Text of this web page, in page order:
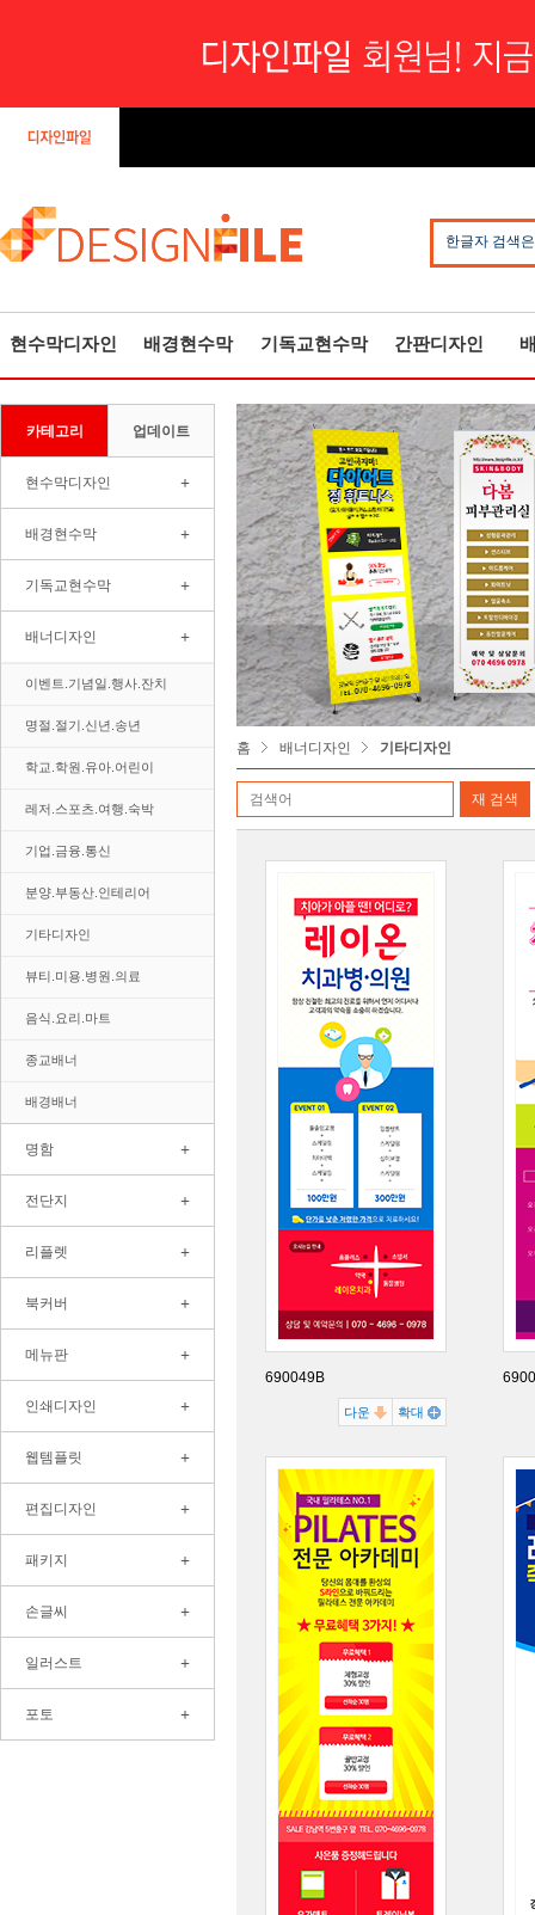
한글자 검색
현수막디자인 배경현수막 기독교현수막 간판디자인
카테고리 업데이트
현수막디자인 +
배경현수막 +
기독교현수막 +
배너디자인 +
이벤트.기념일.행사.잔치
명절.절기.신년.송년
학교.학원.유아.어린이
레저.스포츠.여행.숙박
기업.금융.통신
분양.부동산.인테리어
기타디자인
뷰티.미용.병원.의료
음식.요리.마트
종교배너
배경배너
명함 +
전단지 +
리플렛 +
북커버 +
메뉴판 +
인쇄디자인 +
웹템플릿 +
편집디자인 +
패키지 +
손글씨 +
일러스트 +
포토 +
홈 배너디자인 기타디자인
690049B
다운 확대